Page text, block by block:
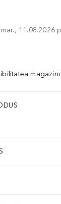
11.08.2026
ÎN COŞ